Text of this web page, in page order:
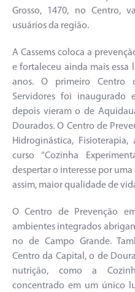
Grosso, 1470, no Centro,
usuários da região.
A Cassems coloca a
e fortaleceu ainda mais essa
anos. O primeiro Centro
Servidores foi inaugurado
depois vieram o de
Dourados. O Centro de
Hidroginástica,
curso “Cozinha
despertar o interesse por
assim, maior qualidade de
O Centro de Prevenção
ambientes integrados
no de Campo Grande.
Centro da Capital, o de
nutrição, como a
concentrado em um único